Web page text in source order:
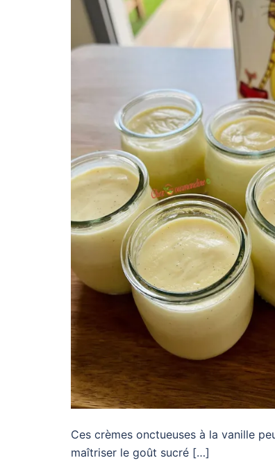
Ces crèmes onctueuses à la vanille
maîtriser le goût sucré […]